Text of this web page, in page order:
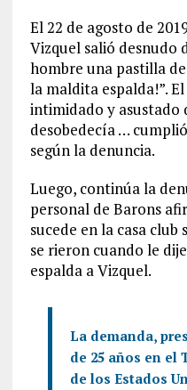
El 22 de agosto de
Vizquel salió desnudo
hombre una pastilla
la maldita espalda!”.
intimidado y asustado
desobedecía …
según la denuncia.
Luego, continúa la
personal de Barons
sucede en la casa club
se rieron cuando le
espalda a Vizquel.
La demanda,
de 25 años en
de los Estados